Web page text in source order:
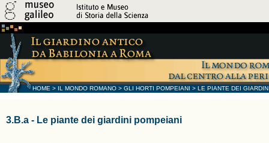
HOME > IL MONDO ROMANO > GLI HORTI POMPEIANI > LE PIANTE DEI
3.B.a - Le piante dei giardini pompeiani